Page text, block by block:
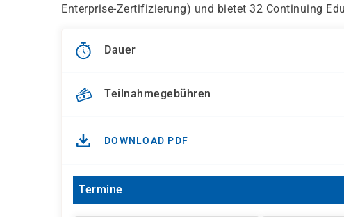
Enterprise-Zertifizierung) und bietet 32 Continuing
Dauer
Teilnahmegebühren
DOWNLOAD PDF
Termine